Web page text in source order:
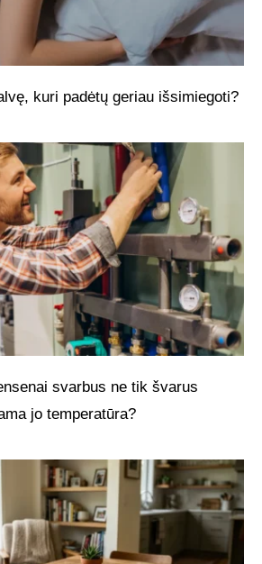
kuri padėtų geriau išsimiegoti?
svarbus ne tik švarus
jo temperatūra?